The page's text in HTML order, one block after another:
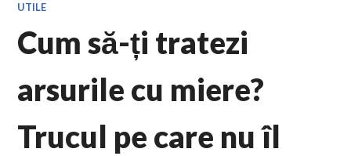
UTILE
Cum să-ți tratezi
arsurile cu miere?
Trucul pe care nu îl